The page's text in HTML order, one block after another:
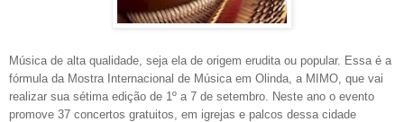
Música de alta qualidade, seja ela de origem erudita ou popular. Essa é a
fórmula da Mostra Internacional de Música em Olinda, a MIMO, que vai
realizar sua sétima edição de 1º a 7 de setembro. Neste ano o evento
promove 37 concertos gratuitos, em igrejas e palcos dessa cidade